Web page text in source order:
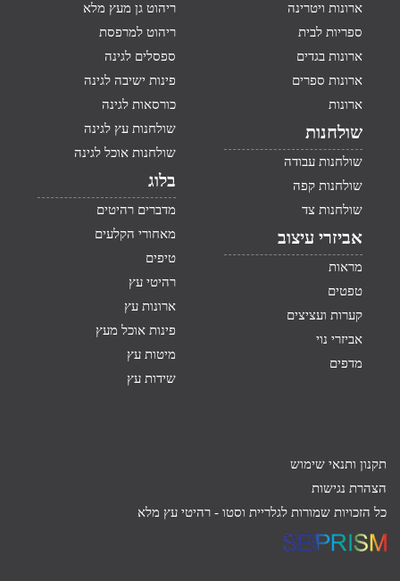
ארונות ויטרינה
ספריות לבית
ארונות בגדים
ארונות ספרים
ארונות
שולחנות
שולחנות עבודה
שולחנות קפה
שולחנות צד
אביזרי עיצוב
מראות
טפטים
קערות ועציצים
אביזרי נוי
מדפים
ריהוט גן מעץ מלא
ריהוט למרפסת
ספסלים לגינה
פינות ישיבה לגינה
כורסאות לגינה
שולחנות עץ לגינה
שולחנות אוכל לגינה
בלוג
מדברים רהיטים
מאחורי הקלעים
טיפים
רהיטי עץ
ארונות עץ
פינות אוכל מעץ
מיטות עץ
שידות עץ
תקנון ותנאי שימוש
הצהרת נגישות
כל הזכויות שמורות לגלריית וסטו - רהיטי עץ מלא